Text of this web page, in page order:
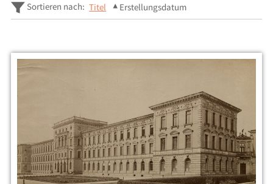
Sortieren nach: Titel Erstellungsdatum